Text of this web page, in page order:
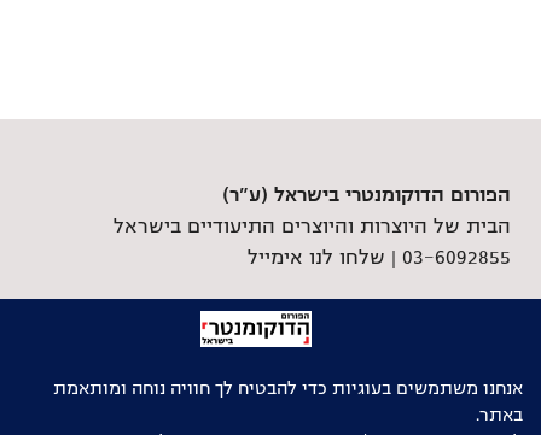
הפורום הדוקומנטרי בישראל (ע"ר)
הבית של היוצרות והיוצרים התיעודיים בישראל
03-6092855 |
שלחו לנו אימייל